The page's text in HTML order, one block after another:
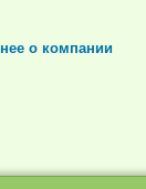
о компании